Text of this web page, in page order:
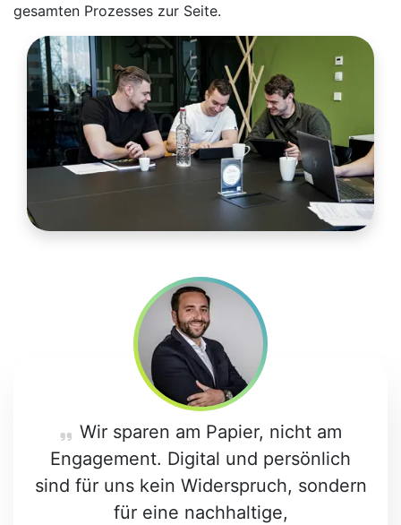
gesamten Prozesses zur Seite.
Wir sparen am Papier, nicht am
Engagement. Digital und persönlich
sind für uns kein Widerspruch, sondern
für eine nachhaltige,